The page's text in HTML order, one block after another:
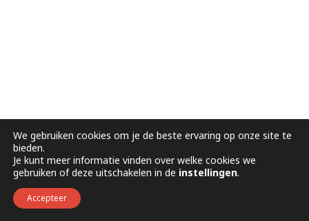
We gebruiken cookies om je de beste ervaring op onze site te
bieden.
Je kunt meer informatie vinden over welke cookies we
gebruiken of deze uitschakelen in de instellingen.
Accepteer